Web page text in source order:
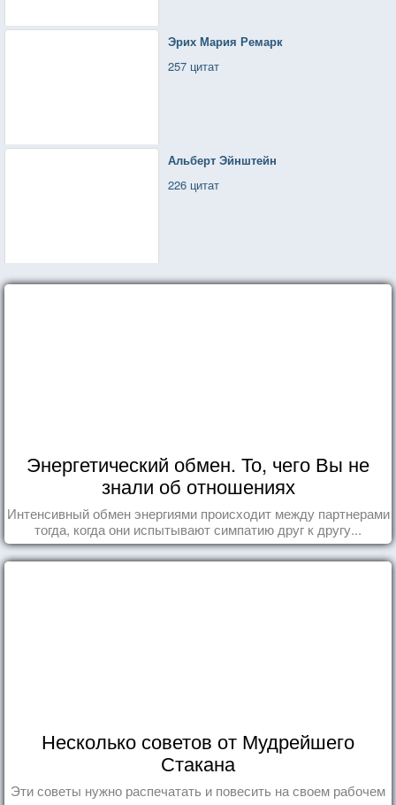
Эрих Мария Ремарк
257 цитат
Альберт Эйнштейн
226 цитат
Энергетический обмен. То, чего Вы не
знали об отношениях
Интенсивный обмен энергиями происходит между партнерами
тогда, когда они испытывают симпатию друг к другу...
Несколько советов от Мудрейшего
Стакана
Эти советы нужно распечатать и повесить на своем рабочем